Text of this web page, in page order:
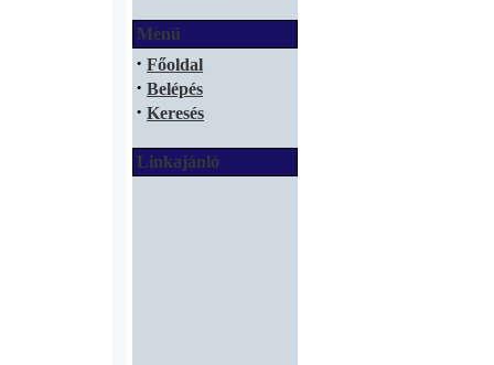
Menü
· Főoldal
· Belépés
· Keresés
Linkajánló